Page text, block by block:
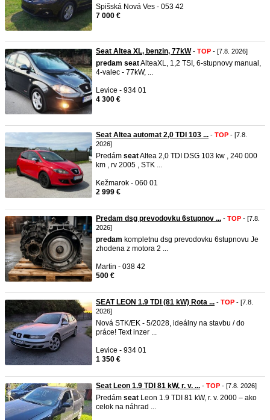
Spišská Nová Ves - 053 42
7 000 €
Seat Altea XL, benzin, 77kW- TOP - [7.8. 2026]
predam seatAlteaXL, 1,2 TSI, 6-stupnovy manual,
4-valec - 77kW, ...
Levice - 934 01
4 300 €
Seat Altea automat 2,0 TDI 103 ... - TOP - [7.8.
2026]
Predám seatAltea 2,0 TDI DSG 103 kw , 240 000
km , rv 2005 , STK ...
Kežmarok - 060 01
2 999 €
Predam dsg prevodovku 6stupnov ... - TOP - [7.8.
2026]
predam kompletnu dsg prevodovku 6stupnovu Je
zhodena z motora 2 ...
Martin - 038 42
500 €
SEAT LEON 1.9 TDI (81 kW) Rota ... - TOP - [7.8.
2026]
Nová STK/EK - 5/2028, ideálny na stavbu / do
práce! Text inzer ...
Levice - 934 01
1 350 €
Seat Leon 1.9 TDI 81 kW, r. v. ... - TOP - [7.8. 2026]
Predám seat Leon 1.9 TDI 81 kW, r. v. 2000 – ako
celok na náhrad ...